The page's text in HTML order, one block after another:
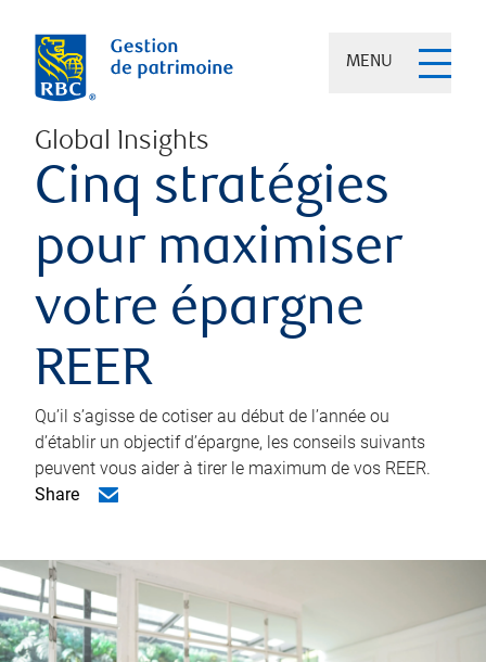
MENU
Global Insights
Cinq stratégies
pour maximiser
votre épargne
REER
Qu’il s’agisse de cotiser au début de l’année ou
d’établir un objectif d’épargne, les conseils suivants
peuvent vous aider à tirer le maximum de vos REER.
Share